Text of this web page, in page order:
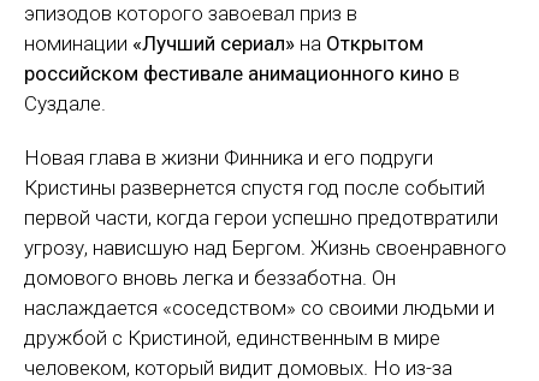
эпизодов которого завоевал приз в
номинации «Лучший сериал» на Открытом
российском фестивале анимационного кино в
Суздале.
Новая глава в жизни Финника и его подруги
Кристины развернется спустя год после событий
первой части, когда герои успешно предотвратили
угрозу, нависшую над Бергом. Жизнь своенравного
домового вновь легка и беззаботна. Он
наслаждается «соседством» со своими людьми и
дружбой с Кристиной, единственным в мире
человеком, который видит домовых. Но из-за